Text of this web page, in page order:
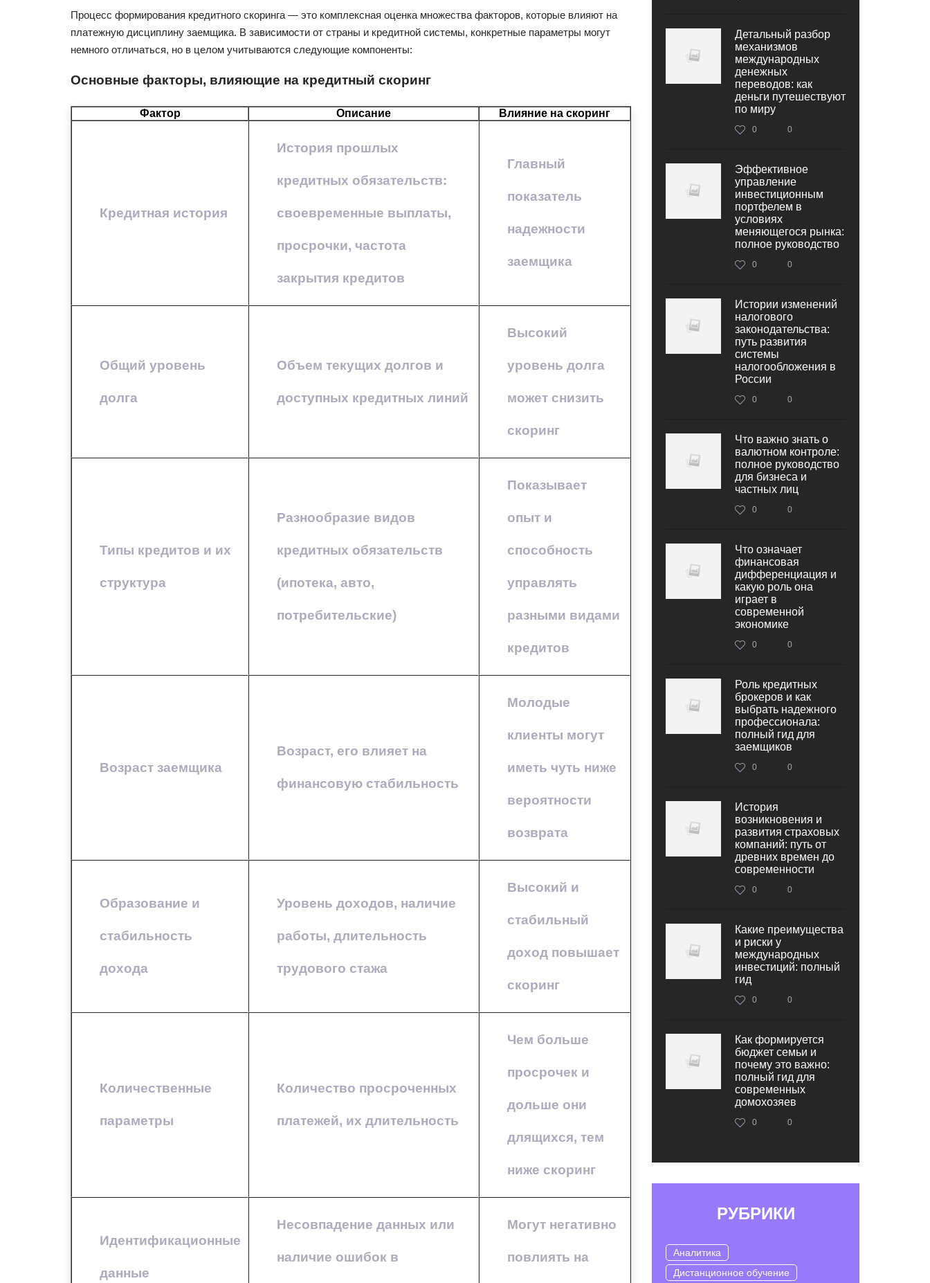
Процесс формирования кредитного скоринга — это комплексная оценка множества факторов, которые влияют на
платежную дисциплину заемщика. В зависимости от страны и кредитной системы, конкретные параметры могут
немного отличаться, но в целом учитываются следующие компоненты:
Основные факторы, влияющие на кредитный скоринг
Фактор Описание Влияние на скоринг
Кредитная история
История прошлых
кредитных обязательств:
своевременные выплаты,
просрочки, частота
закрытия кредитов
Главный
показатель
надежности
заемщика
Общий уровень
долга
Объем текущих долгов и
доступных кредитных линий
Высокий
уровень долга
может снизить
скоринг
Типы кредитов и их
структура
Разнообразие видов
кредитных обязательств
(ипотека, авто,
потребительские)
Показывает
опыт и
способность
управлять
разными видами
кредитов
Возраст заемщика
Возраст, его влияет на
финансовую стабильность
Молодые
клиенты могут
иметь чуть ниже
вероятности
возврата
Образование и
стабильность
дохода
Уровень доходов, наличие
работы, длительность
трудового стажа
Высокий и
стабильный
доход повышает
скоринг
Количественные
параметры
Количество просроченных
платежей, их длительность
Чем больше
просрочек и
дольше они
длящихся, тем
ниже скоринг
Идентификационные
данные
Несовпадение данных или
наличие ошибок в
Могут негативно
повлиять на
Детальный разбор
механизмов
международных
денежных
переводов: как
деньги путешествуют
по миру
0 0
Эффективное
управление
инвестиционным
портфелем в
условиях
меняющегося рынка:
полное руководство
0 0
Истории изменений
налогового
законодательства:
путь развития
системы
налогообложения в
России
0 0
Что важно знать о
валютном контроле:
полное руководство
для бизнеса и
частных лиц
0 0
Что означает
финансовая
дифференциация и
какую роль она
играет в
современной
экономике
0 0
Роль кредитных
брокеров и как
выбрать надежного
профессионала:
полный гид для
заемщиков
0 0
История
возникновения и
развития страховых
компаний: путь от
древних времен до
современности
0 0
Какие преимущества
и риски у
международных
инвестиций: полный
гид
0 0
Как формируется
бюджет семьи и
почему это важно:
полный гид для
современных
домохозяев
0 0
РУБРИКИ
Аналитика
Дистанционное обучение